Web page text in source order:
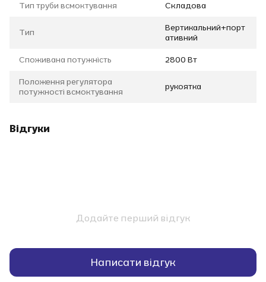
Тип труби всмоктування Складова
Тип
Вертикальний+порт
ативний
Споживана потужність 2800 Вт
Положення регулятора
потужності всмоктування
рукоятка
Відгуки
Додайте перший відгук
Написати відгук